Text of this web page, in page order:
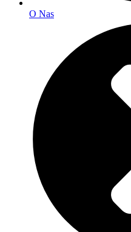
O Nas